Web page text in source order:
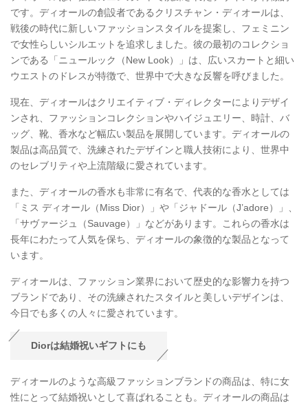
です。ディオールの創設者であるクリスチャン・ディオールは、
戦後の時代に新しいファッションスタイルを提案し、フェミニン
で女性らしいシルエットを追求しました。彼の最初のコレクショ
ンである「ニュールック（New Look）」は、広いスカートと細い
ウエストのドレスが特徴で、世界中で大きな反響を呼びました。
現在、ディオールはクリエイティブ・ディレクターによりデザイ
ンされ、ファッションコレクションやハイジュエリー、時計、バ
ッグ、靴、香水など幅広い製品を展開しています。ディオールの
製品は高品質で、洗練されたデザインと職人技術により、世界中
のセレブリティや上流階級に愛されています。
また、ディオールの香水も非常に有名で、代表的な香水としては
「ミス ディオール（Miss Dior）」や「ジャドール（J’adore）」、
「サヴァージュ（Sauvage）」などがあります。これらの香水は
長年にわたって人気を保ち、ディオールの象徴的な製品となって
います。
ディオールは、ファッション業界において歴史的な影響力を持つ
ブランドであり、その洗練されたスタイルと美しいデザインは、
今日でも多くの人々に愛されています。
Diorは結婚祝いギフトにも
ディオールのような高級ファッションブランドの商品は、特に女
性にとって結婚祝いとして喜ばれることも。ディオールの商品は